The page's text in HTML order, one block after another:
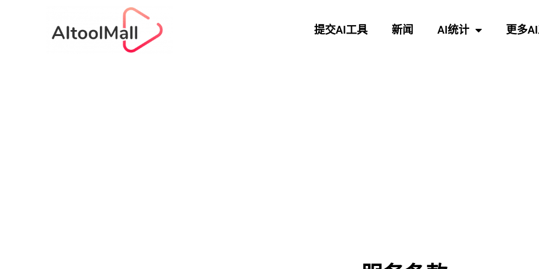
提交AI工具 新闻 AI统计 更多